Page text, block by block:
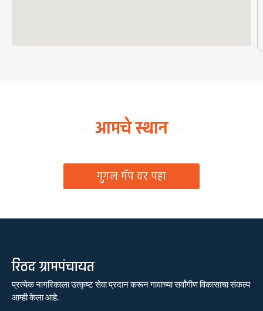
आमचे स्थान
गुगल मॅप वर पहा
रिठद ग्रामपंचायत
प्रत्येक नागरिकाला उत्कृष्ट सेवा प्रदान करून गावाच्या सर्वांगीण विकासाचा संकल्प
आम्ही केला आहे.